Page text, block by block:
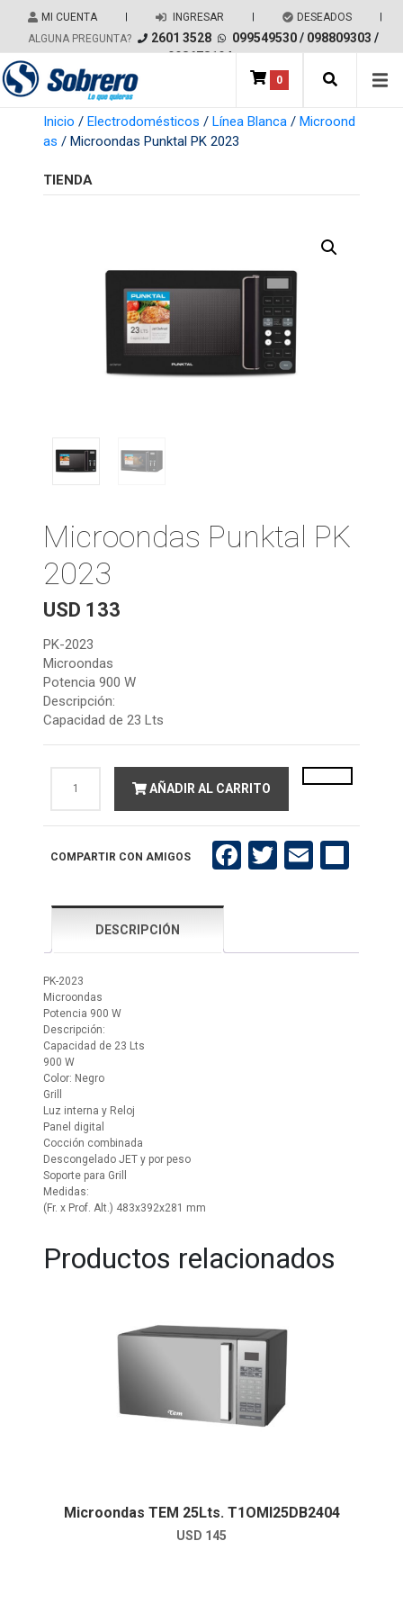
MI CUENTA | INGRESAR | DESEADOS |
ALGUNA PREGUNTA? 2601 3528 099549530/ 098809303 /
098678194
Salir del contenido
Main Navigation 0
Inicio / Electrodomésticos / Línea Blanca / Microond
as / Microondas Punktal PK 2023
TIENDA
Microondas Punktal PK
2023
USD 133
PK-2023
Microondas
Potencia 900 W
Descripción:
Capacidad de 23 Lts
Punktal
AÑADIR AL CARRITO
COMPARTIR CON AMIGOS FacebookTwitter
DESCRIPCIÓN
PK-2023
Microondas
Potencia 900 W
Descripción:
Capacidad de 23 Lts
900 W
Color: Negro
Grill
Luz interna y Reloj
Panel digital
Cocción combinada
Descongelado JET y por peso
Soporte para Grill
Medidas:
(Fr. x Prof. Alt.) 483x392x281 mm
Productos relacionados
Microondas TEM 25Lts. T1OMI25DB2404
USD 145